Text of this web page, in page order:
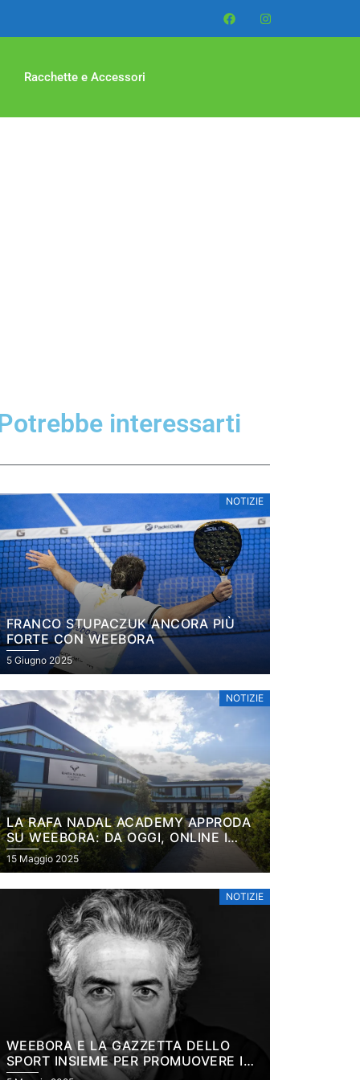
Racchette e Accessori
interessarti
NOTIZIE
FRANCO STUPACZUK ANCORA PIÙ
FORTE CON WEEBORA
5 Giugno 2025
NOTIZIE
LA RAFA NADAL ACADEMY APPRODA
SU WEEBORA: DA OGGI, ONLINE I
PROGRAMMI PADEL DELLA
PRESTIGIOSA ACCADEMIA DI
15 Maggio 2025
NOTIZIE
WEEBORA E LA GAZZETTA DELLO
SPORT INSIEME PER PROMUOVERE IL
TURISMO SPORTIVO NEL PADEL